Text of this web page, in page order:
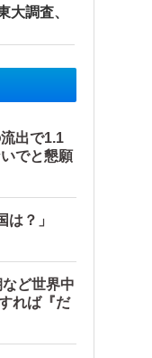
大調査、
出で1.1
でと懇願
は？」
ど世界中
れば『だ